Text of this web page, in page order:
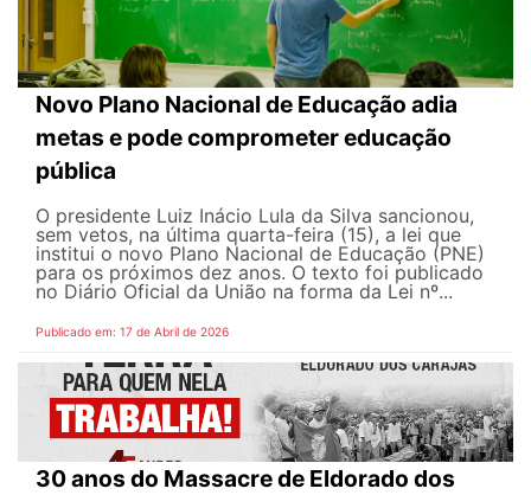
Novo Plano Nacional de Educação adia
metas e pode comprometer educação
pública
O presidente Luiz Inácio Lula da Silva sancionou,
sem vetos, na última quarta-feira (15), a lei que
institui o novo Plano Nacional de Educação (PNE)
para os próximos dez anos. O texto foi publicado
no Diário Oficial da União na forma da Lei nº...
Publicado em: 17 de Abril de 2026
30 anos do Massacre de Eldorado dos